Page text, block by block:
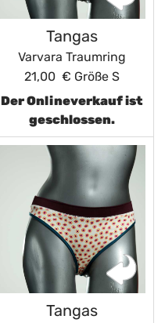
Tangas
Varvara Traumring
21,00 € Größe S
Der Onlineverkauf ist
geschlossen.
Tangas